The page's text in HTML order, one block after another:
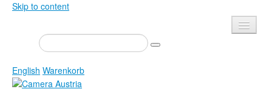
Skip to content
Presse
Veranstaltungen
Newsletter
English Warenkorb